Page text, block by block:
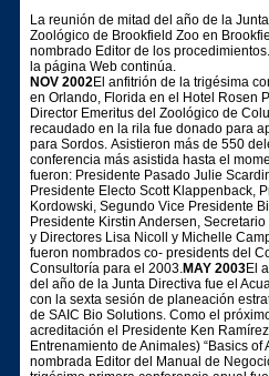
La reunión de mitad del año de la
Zoológico de Brookfield Zoo en
nombrado Editor de los
la página Web continúa.
NOV 2002El anfitrión de la trigésima
en Orlando, Florida en el Hotel Rosen
Director Emeritus del Zoológico de
recaudado en la rila fue donado para
para Sordos. Asistieron más de 550
conferencia más asistida hasta el
fueron: Presidente Pasado Julie
Presidente Electo Scott Klappenback,
Kordowski, Segundo Vice Presidente
Presidente Kirstin Andersen,
y Directores Lisa Nicoll y Michelle
fueron nombrados co- presidents del
Consultoría para el 2003.MAY 2003El
del año de la Junta Directiva fue el
con la sexta sesión de planeación
de SAIC Bio Solutions. Como el
acreditación el Presidente Ken
Entrenamiento de Animales) “Basics of
nombrada Editor del Manual de